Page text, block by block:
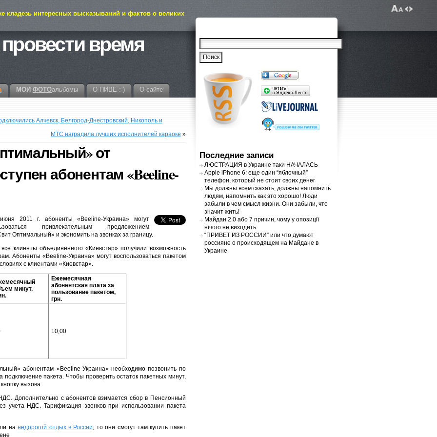
кладезь интересных высказываний и фактов о великих
время
МОИ ФОТОальбомы О ПИВЕ :-) О сайте
Алчевск, Белгород-Днестровский, Никополь и
МТС наградила лучших исполнителей караоке »
от
абонентам «Beeline-
2011 г. абоненты «Beeline-Украина» могут
привлекательным предложением
Оптимальный» и экономить на звонках за границу.
все клиенты объединенного «Киевстар» получили возможность
Абоненты «Beeline-Украина» могут воспользоваться пакетом
с клиентами «Киевстар».
минут,
Ежемесячная
абонентская плата за
пользование пакетом,
грн.
10,00
абонентам «Beeline-Украина» необходимо позвонить по
подключение пакета. Чтобы проверить остаток пакетных минут,
вызова.
Дополнительно с абонентов взимается сбор в Пенсионный
учета НДС. Тарификация звонков при использовании пакета
нанедорогой отдых в России, то они смогут там купить пакет
Последние записи
ЛЮСТРАЦИЯ в Украине таки НАЧАЛАСЬ
Apple iPhone 6: еще один “яблочный”
телефон, который не стоит своих денег
Мы должны всем сказать, должны напомнить
людям, напомнить как это хорошо! Люди
забыли в чем смысл жизни. Они забыли, что
значит жить!
Майдан 2.0 або 7 причин, чому у опозиції
нічого не виходить
“ПРИВЕТ ИЗ РОССИИ” или что думают
россияне о происходящем на Майдане в
Украине